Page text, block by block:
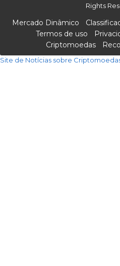
Rights
Mercado Dinâmico
Termos de uso
Criptomoedas
Site de Notícias sobre